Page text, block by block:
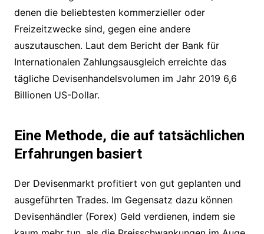
denen die beliebtesten kommerzieller oder
Freizeitzwecke sind, gegen eine andere
auszutauschen. Laut dem Bericht der Bank für
Internationalen Zahlungsausgleich erreichte das
tägliche Devisenhandelsvolumen im Jahr 2019 6,6
Billionen US-Dollar.
Eine Methode, die auf tatsächlichen
Erfahrungen basiert
Der Devisenmarkt profitiert von gut geplanten und
ausgeführten Trades. Im Gegensatz dazu können
Devisenhändler (Forex) Geld verdienen, indem sie